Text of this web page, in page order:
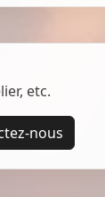
etc.
nous